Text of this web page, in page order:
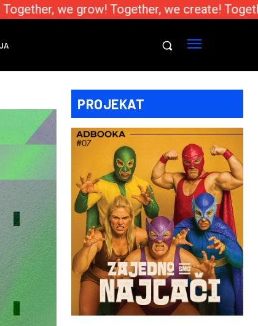
we grow! Together, we create!
PROJEKAT